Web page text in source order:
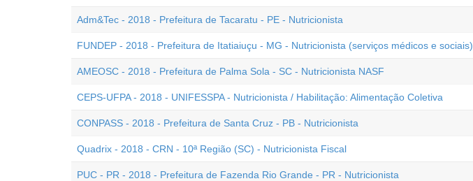
Adm&Tec - 2018 - Prefeitura de Tacaratu - PE - Nutricionista
FUNDEP - 2018 - Prefeitura de Itatiaiuçu - MG - Nutricionista (serviços médicos e sociais)
AMEOSC - 2018 - Prefeitura de Palma Sola - SC - Nutricionista NASF
CEPS-UFPA - 2018 - UNIFESSPA - Nutricionista / Habilitação: Alimentação Coletiva
CONPASS - 2018 - Prefeitura de Santa Cruz - PB - Nutricionista
Quadrix - 2018 - CRN - 10ª Região (SC) - Nutricionista Fiscal
PUC - PR - 2018 - Prefeitura de Fazenda Rio Grande - PR - Nutricionista